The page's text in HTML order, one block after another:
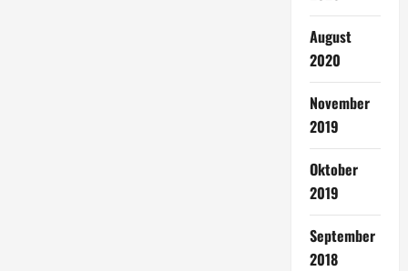
August
2020
November
2019
Oktober
2019
September
2018